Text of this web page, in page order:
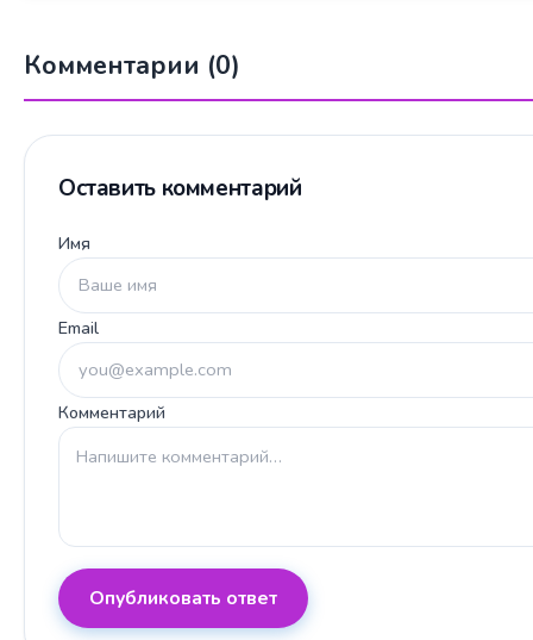
Комментарии (0)
Оставить комментарий
Имя
Email
Комментарий
Опубликовать ответ